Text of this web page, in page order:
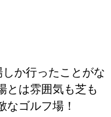
か行ったことがな
とは雰囲気も芝も
ゴルフ場！